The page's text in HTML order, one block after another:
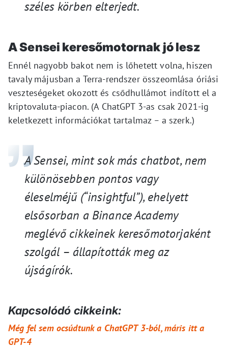
széles körben elterjedt.
ASensei keresőmotornak jó lesz
Ennél nagyobb bakot nem is lőhetett volna, hiszen
tavaly májusban a Terra-rendszer összeomlása óriási
veszteségeket okozott és csődhullámot indított el a
kriptovaluta-piacon. (A ChatGPT 3-as csak 2021-ig
keletkezett információkat tartalmaz – a szerk.)
A Sensei, mint sokmás chatbot, nem
különösebben pontos vagy
éleselméjű (“insightful”), ehelyett
elsősorban a Binance Academy
meglévőcikkeinek keresőmotorjaként
szolgál – állapították meg az
újságírók.
Kapcsolódó cikkeink:
Még fel sem ocsúdtunk a ChatGPT 3-ból, máris itt a
GPT-4